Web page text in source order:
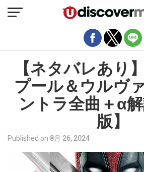
【ネタバレあり
プール＆ウルヴ
ントラ全曲＋α
版】
Published on 8月 26, 2024
モバイルバージョン